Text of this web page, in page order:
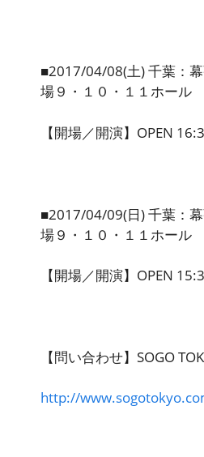
■2017/04/08(土) 千葉：
場９・１０・１１ホール
【開場／開演】OPEN
■2017/04/09(日) 千葉：
場９・１０・１１ホール
【開場／開演】OPEN
【問い合わせ】SOGO
http://